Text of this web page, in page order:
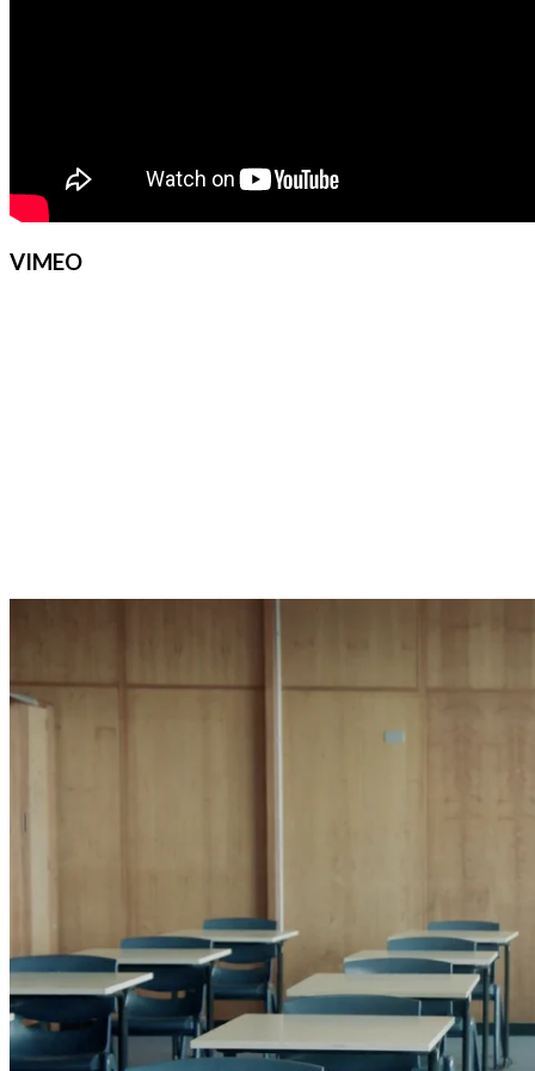
VIMEO